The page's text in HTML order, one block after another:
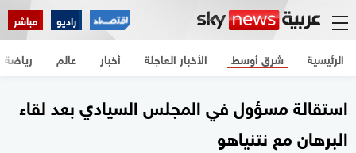
راديو مباشر
الرئيسية الأخبار العاجلة أخبار شرق أوسط عالم رياضة
استقالة مسؤول في المجلس السيادي بعد لقاء
البرهان مع نتنياهو